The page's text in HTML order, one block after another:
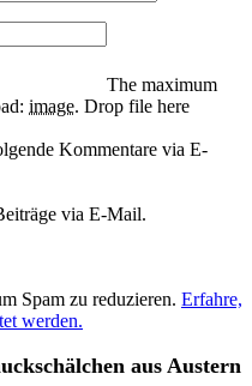
The maximum
image. Drop file here
Kommentare via E-
via E-Mail.
Spam zu reduzieren. Erfahre,
werden.
aus Austern